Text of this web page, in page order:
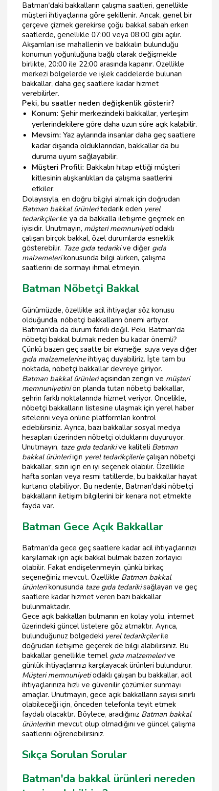
Batman'daki bakkalların çalışma saatleri, genellikle
müşteri ihtiyaçlarına göre şekillenir. Ancak, genel bir
çerçeve çizmek gerekirse çoğu bakkal sabah erken
saatlerde, genellikle 07:00 veya 08:00 gibi açılır.
Akşamları ise mahallenin ve bakkalın bulunduğu
konumun yoğunluğuna bağlı olarak değişmekle
birlikte, 20:00 ile 22:00 arasında kapanır. Özellikle
merkezi bölgelerde ve işlek caddelerde bulunan
bakkallar, daha geç saatlere kadar hizmet
verebilirler.
Peki, bu saatler neden değişkenlik gösterir?
Konum: Şehir merkezindeki bakkallar, yerleşim
yerlerindekilere göre daha uzun süre açık kalabilir.
Mevsim: Yaz aylarında insanlar daha geç saatlere
kadar dışarıda olduklarından, bakkallar da bu
duruma uyum sağlayabilir.
Müşteri Profili: Bakkalın hitap ettiği müşteri
kitlesinin alışkanlıkları da çalışma saatlerini
etkiler.
Dolayısıyla, en doğru bilgiyi almak için doğrudan
Batman bakkal ürünleritedarik eden yerel
tedarikçilerile ya da bakkalla iletişime geçmek en
iyisidir. Unutmayın, müşteri memnuniyetiodaklı
çalışan birçok bakkal, özel durumlarda esneklik
gösterebilir. Taze gıda tedarikive diğer gıda
malzemelerikonusunda bilgi alırken, çalışma
saatlerini de sormayı ihmal etmeyin.
Batman Nöbetçi Bakkal
Günümüzde, özellikle acil ihtiyaçlar söz konusu
olduğunda, nöbetçi bakkalların önemi artıyor.
Batman'da da durum farklı değil. Peki, Batman'da
nöbetçi bakkal bulmak neden bu kadar önemli?
Çünkü bazen geç saatte bir ekmeğe, suya veya diğer
gıda malzemelerineihtiyaç duyabiliriz. İşte tam bu
noktada, nöbetçi bakkallar devreye giriyor.
Batman bakkal ürünleriaçısından zengin ve müşteri
memnuniyetiniön planda tutan nöbetçi bakkallar,
şehrin farklı noktalarında hizmet veriyor. Öncelikle,
nöbetçi bakkalların listesine ulaşmak için yerel haber
sitelerini veya online platformları kontrol
edebilirsiniz. Ayrıca, bazı bakkallar sosyal medya
hesapları üzerinden nöbetçi olduklarını duyuruyor.
Unutmayın, taze gıda tedarikive kaliteli Batman
bakkal ürünleriiçin yerel tedarikçilerleçalışan nöbetçi
bakkallar, sizin için en iyi seçenek olabilir. Özellikle
hafta sonları veya resmi tatillerde, bu bakkallar hayat
kurtarıcı olabiliyor. Bu nedenle, Batman'daki nöbetçi
bakkalların iletişim bilgilerini bir kenara not etmekte
fayda var.
Batman Gece Açık Bakkallar
Batman'da gece geç saatlere kadar acil ihtiyaçlarınızı
karşılamak için açık bakkal bulmak bazen zorlayıcı
olabilir. Fakat endişelenmeyin, çünkü birkaç
seçeneğiniz mevcut. Özellikle Batman bakkal
ürünlerikonusunda taze gıda tedarikisağlayan ve geç
saatlere kadar hizmet veren bazı bakkallar
bulunmaktadır.
Gece açık bakkalları bulmanın en kolay yolu, internet
üzerindeki güncel listelere göz atmaktır. Ayrıca,
bulunduğunuz bölgedeki yerel tedarikçilerile
doğrudan iletişime geçerek de bilgi alabilirsiniz. Bu
bakkallar genellikle temel gıda malzemelerive
günlük ihtiyaçlarınızı karşılayacak ürünleri bulundurur.
Müşteri memnuniyetiodaklı çalışan bu bakkallar, acil
ihtiyaçlarınıza hızlı ve güvenilir çözümler sunmayı
amaçlar. Unutmayın, gece açık bakkalların sayısı sınırlı
olabileceği için, önceden telefonla teyit etmek
faydalı olacaktır. Böylece, aradığınız Batman bakkal
ürünlerinin mevcut olup olmadığını ve güncel çalışma
saatlerini öğrenebilirsiniz.
Sıkça Sorulan Sorular
Batman'da bakkal ürünleri nereden